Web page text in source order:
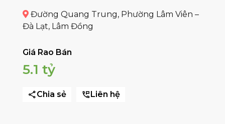
Đường Quang Trung, Phường Lâm Viên –
Đà Lạt, Lâm Đồng
Giá Rao Bán
5.1 tỷ
Chia sẻ Liên hệ